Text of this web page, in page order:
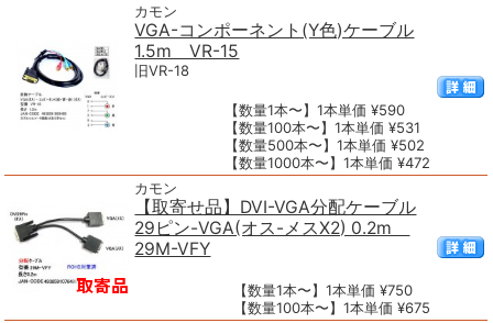
カモン
VGA-コンポーネント(Y色)ケーブル
1.5m VR-15
旧VR-18
【数量1本〜】1本単価 ¥590
【数量100本〜】1本単価 ¥531
【数量500本〜】1本単価 ¥502
【数量1000本〜】1本単価 ¥472
カモン
【取寄せ品】DVI-VGA分配ケーブル
29ピン-VGA(オス-メスX2) 0.2m
29M-VFY
【数量1本〜】1本単価 ¥750
【数量100本〜】1本単価 ¥675